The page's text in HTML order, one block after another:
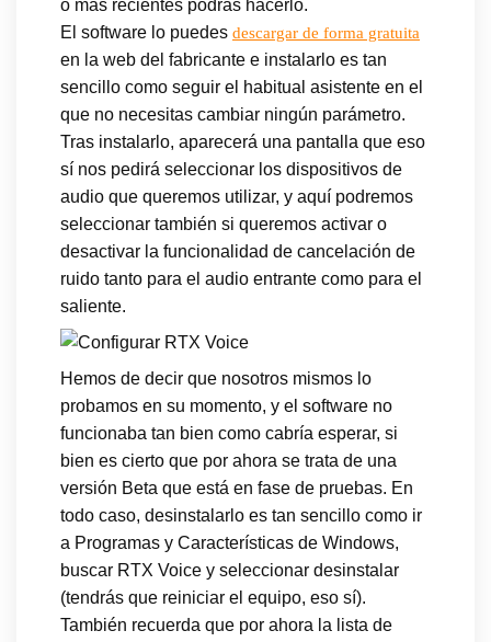
o más recientes podrás hacerlo.
El software lo puedes descargar de forma gratuita
en la web del fabricante e instalarlo es tan
sencillo como seguir el habitual asistente en el
que no necesitas cambiar ningún parámetro.
Tras instalarlo, aparecerá una pantalla que eso
sí nos pedirá seleccionar los dispositivos de
audio que queremos utilizar, y aquí podremos
seleccionar también si queremos activar o
desactivar la funcionalidad de cancelación de
ruido tanto para el audio entrante como para el
saliente.
Hemos de decir que nosotros mismos lo
probamos en su momento, y el software no
funcionaba tan bien como cabría esperar, si
bien es cierto que por ahora se trata de una
versión Beta que está en fase de pruebas. En
todo caso, desinstalarlo es tan sencillo como ir
a Programas y Características de Windows,
buscar RTX Voice y seleccionar desinstalar
(tendrás que reiniciar el equipo, eso sí).
También recuerda que por ahora la lista de